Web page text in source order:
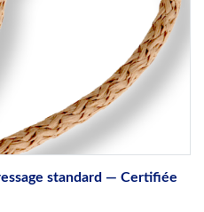
standard — Certifiée